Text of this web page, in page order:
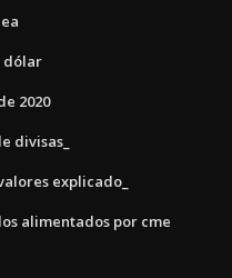
dólar
2020
divisas_
explicado_
alimentados por cme